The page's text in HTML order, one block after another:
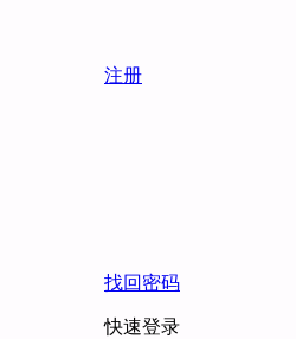
注册
找回密码
快速登录